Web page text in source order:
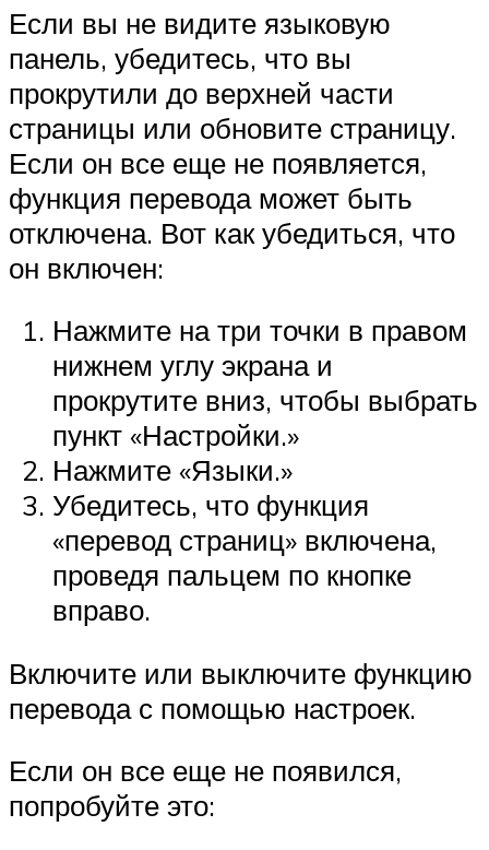
Если вы не видите языковую
панель, убедитесь, что вы
прокрутили до верхней части
страницы или обновите страницу.
Если он все еще не появляется,
функция перевода может быть
отключена. Вот как убедиться, что
он включен:
Нажмите на три точки в правом
нижнем углу экрана и
прокрутите вниз, чтобы выбрать
пункт «Настройки.»
Нажмите «Языки.»
Убедитесь, что функция
«перевод страниц» включена,
проведя пальцем по кнопке
вправо.
Включите или выключите функцию
перевода с помощью настроек.
Если он все еще не появился,
попробуйте это: